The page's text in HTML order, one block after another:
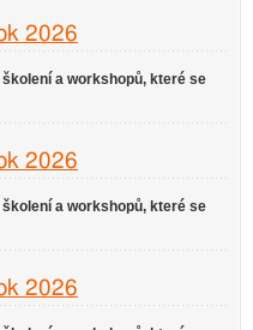
2026
a workshopů, které se
2026
a workshopů, které se
2026